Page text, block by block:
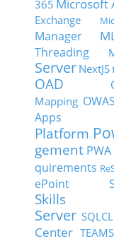
365 Microsoft
Exchange
Manager
Threading
Server NextJS
OAD
Mapping
Apps
Platform
gement PWA
quirements
ePoint
Skills
Server
Center TEAMS